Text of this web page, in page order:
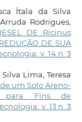
Ítala da Silva
Rodrigues,
DE Ricinus
DE SUA
v. 14 n. 3
Lima, Teresa
um Solo Areno-
para Fins de
v. 13 n. 3